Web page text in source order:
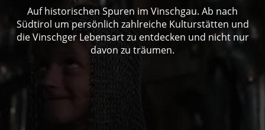
Auf historischen Spuren im Vinschgau. Ab nach
Südtirol um persönlich zahlreiche Kulturstätten und
die Vinschger Lebensart zu entdecken und nicht nur
davon zu träumen.